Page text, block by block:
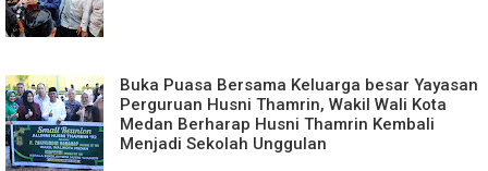
Buka Puasa Bersama Keluarga besar Yayasan
Perguruan Husni Thamrin, Wakil Wali Kota
Medan Berharap Husni Thamrin Kembali
Menjadi Sekolah Unggulan